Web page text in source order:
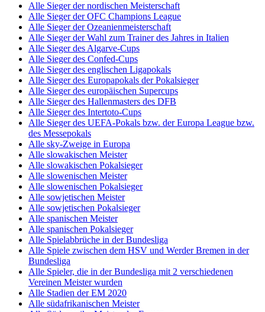
Alle Sieger der nordischen Meisterschaft
Alle Sieger der OFC Champions League
Alle Sieger der Ozeanienmeisterschaft
Alle Sieger der Wahl zum Trainer des Jahres in Italien
Alle Sieger des Algarve-Cups
Alle Sieger des Confed-Cups
Alle Sieger des englischen Ligapokals
Alle Sieger des Europapokals der Pokalsieger
Alle Sieger des europäischen Supercups
Alle Sieger des Hallenmasters des DFB
Alle Sieger des Intertoto-Cups
Alle Sieger des UEFA-Pokals bzw. der Europa League bzw.
des Messepokals
Alle sky-Zweige in Europa
Alle slowakischen Meister
Alle slowakischen Pokalsieger
Alle slowenischen Meister
Alle slowenischen Pokalsieger
Alle sowjetischen Meister
Alle sowjetischen Pokalsieger
Alle spanischen Meister
Alle spanischen Pokalsieger
Alle Spielabbrüche in der Bundesliga
Alle Spiele zwischen dem HSV und Werder Bremen in der
Bundesliga
Alle Spieler, die in der Bundesliga mit 2 verschiedenen
Vereinen Meister wurden
Alle Stadien der EM 2020
Alle südafrikanischen Meister